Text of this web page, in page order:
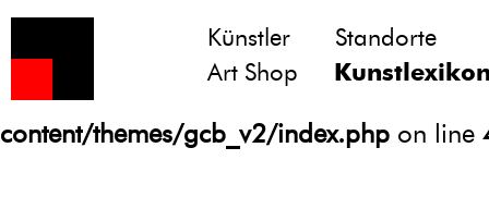
Notice
: Undefined variable: atts in
/homepages/21/d13550920/htdocs/
content/themes/gcb_v2/index.php on line
Künstler
Standorte
Art Shop